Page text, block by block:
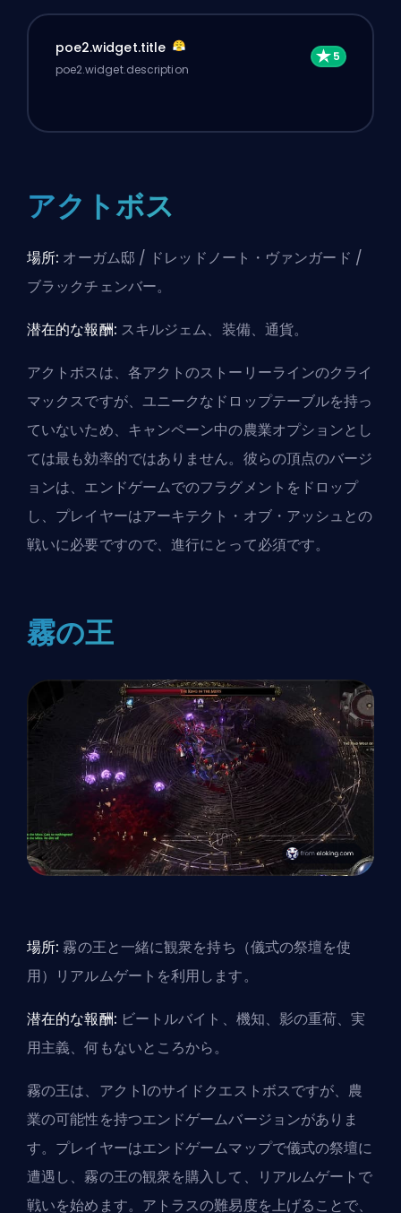
poe2.widget.title
poe2.widget.description
アクトボス
場所: オーガム邸 / ドレッドノート・ヴァンガード /
ブラックチェンバー。
潜在的な報酬: スキルジェム、装備、通貨。
アクトボスは、各アクトのストーリーラインのクライ
マックスですが、ユニークなドロップテーブルを持っ
ていないため、キャンペーン中の農業オプションとし
ては最も効率的ではありません。彼らの頂点のバージ
ョンは、エンドゲームでのフラグメントをドロップ
し、プレイヤーはアーキテクト・オブ・アッシュとの
戦いに必要ですので、進行にとって必須です。
霧の王
場所:霧の王と一緒に観衆を持ち（儀式の祭壇を使
用）リアルムゲートを利用します。
潜在的な報酬: ビートルバイト、機知、影の重荷、実
用主義、何もないところから。
霧の王は、アクト1のサイドクエストボスですが、農
業の可能性を持つエンドゲームバージョンがありま
す。プレイヤーはエンドゲームマップで儀式の祭壇に
遭遇し、霧の王の観衆を購入して、リアルムゲートで
戦いを始めます。アトラスの難易度を上げることで、